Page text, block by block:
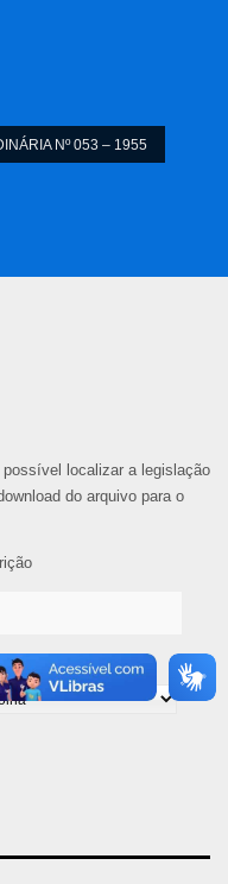
Nº 053 – 1955
localizar a legislação
do arquivo para o
Legislação